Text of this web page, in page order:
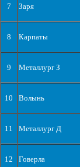
7 Заря
8 Карпаты
9 Металлург З
10 Волынь
11 Металлург Д
12 Говерла